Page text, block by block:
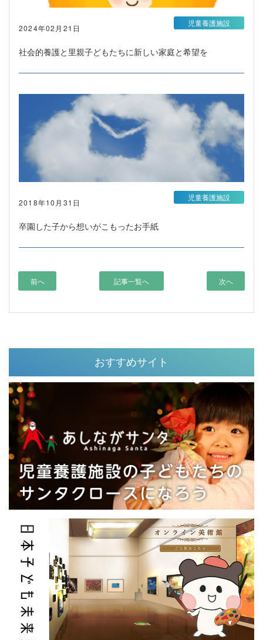
2024年02月21日
社会的養護と里親子どもたちに新しい家庭と希望を
児童養護施設
2018年10月31日
卒園した子から想いがこもったお手紙
児童養護施設
前へ 記事一覧へ 次へ
おすすめサイト